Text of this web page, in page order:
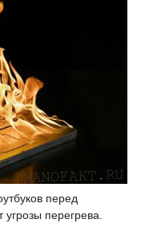
перед
перегрева.